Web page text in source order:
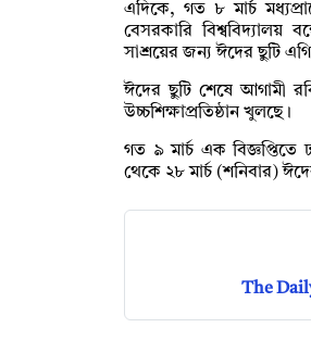
এদিকে, গত ৮ মার্চ
বেসরকারি বিশ্ববিদ্যালয়
সাশ্রয়ের জন্য ঈদের ছুটি
ঈদের ছুটি শেষে আগামী
উচ্চশিক্ষাপ্রতিষ্ঠান খুলছে।
গত ৯ মার্চ এক বিজ্ঞপ্তিতে
থেকে ২৮ মার্চ (শনিবার)
The